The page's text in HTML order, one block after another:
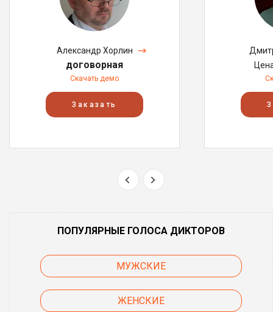
Александр Хорлин
договорная
Скачать демо
Заказать
ПОПУЛЯРНЫЕ ГОЛОСА ДИКТОРОВ
МУЖСКИЕ
ЖЕНСКИЕ